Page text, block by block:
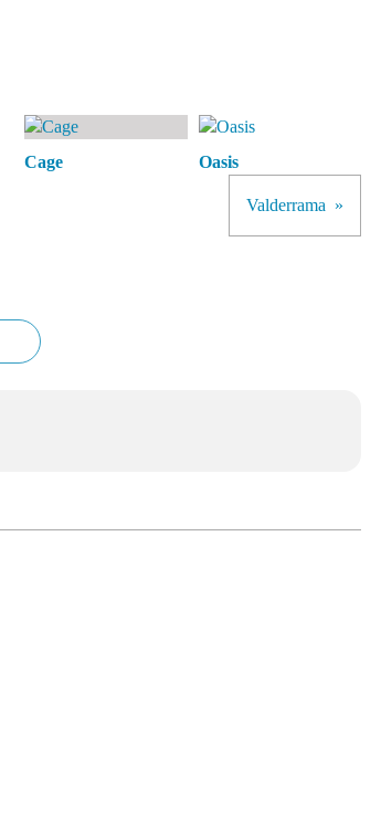
Cage Oasis
Valderrama